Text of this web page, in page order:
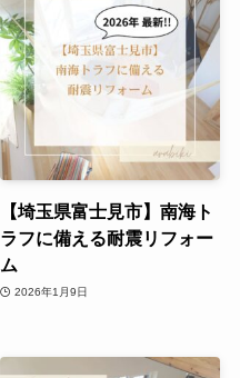
【埼玉県富士見市】南海ト
ラフに備える耐震リフォー
ム
2026年1月9日